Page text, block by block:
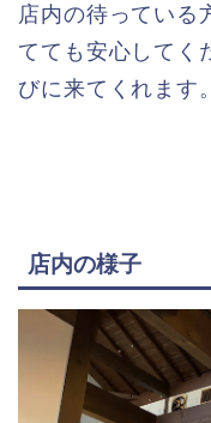
店内の待っている
てても安心してく
びに来てくれます。
店内の様子